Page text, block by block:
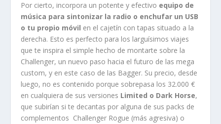
Por cierto, incorpora un potente y efectivo equipo de
música para sintonizar la radio o enchufar un USB
o tu propio móvil en el cajetín con tapas situado a la
derecha. Esto es perfecto para los larguísimos viajes
que te inspira el simple hecho de montarte sobre la
Challenger, un nuevo paso hacia el futuro de las mega
custom, y en este caso de las Bagger. Su precio, desde
luego, no es contenido porque sobrepasa los 32.000 €
en cualquiera de sus versiones Limited o Dark Horse,
que subirían si te decantas por alguna de sus packs de
complementos Challenger Rogue (más agresiva) o